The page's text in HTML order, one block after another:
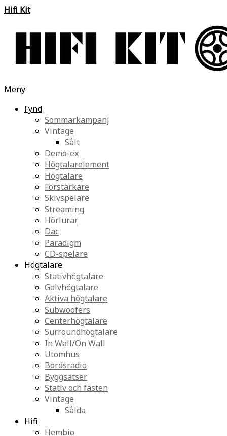
Hifi Kit
Meny
Fynd
Sommarkampanj
Vintage
Sålt
Demo-ex
Högtalarelement
Högtalare
Förstärkare
Skivspelare
Streaming
Hörlurar
Dac
Paradigm
CD-spelare
Högtalare
Stativhögtalare
Golvhögtalare
Aktiva högtalare
Subwoofers
Centerhögtalare
Surroundhögtalare
In Wall/On Wall
Utomhus
Bordsradio
Byggsatser
Stativ och fästen
Vintage
Sålda
Hifi
Hembio